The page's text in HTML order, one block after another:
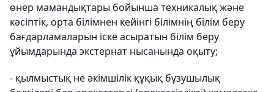
өнер мамандықтары бойынша техникалық және
кәсіптік, орта білімнен кейінгі білімнің білім беру
бағдарламаларын іске асыратын білім беру
ұйымдарында экстернат нысанында оқыту;
- қылмыстық не әкімшілік құқық бұзушылық